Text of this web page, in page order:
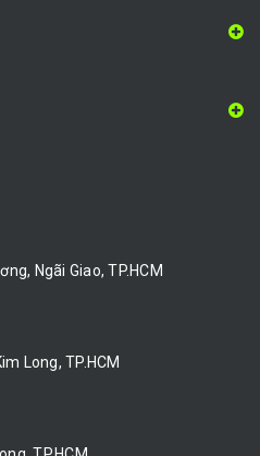
Ngãi Giao, TP.HCM
Long, TP.HCM